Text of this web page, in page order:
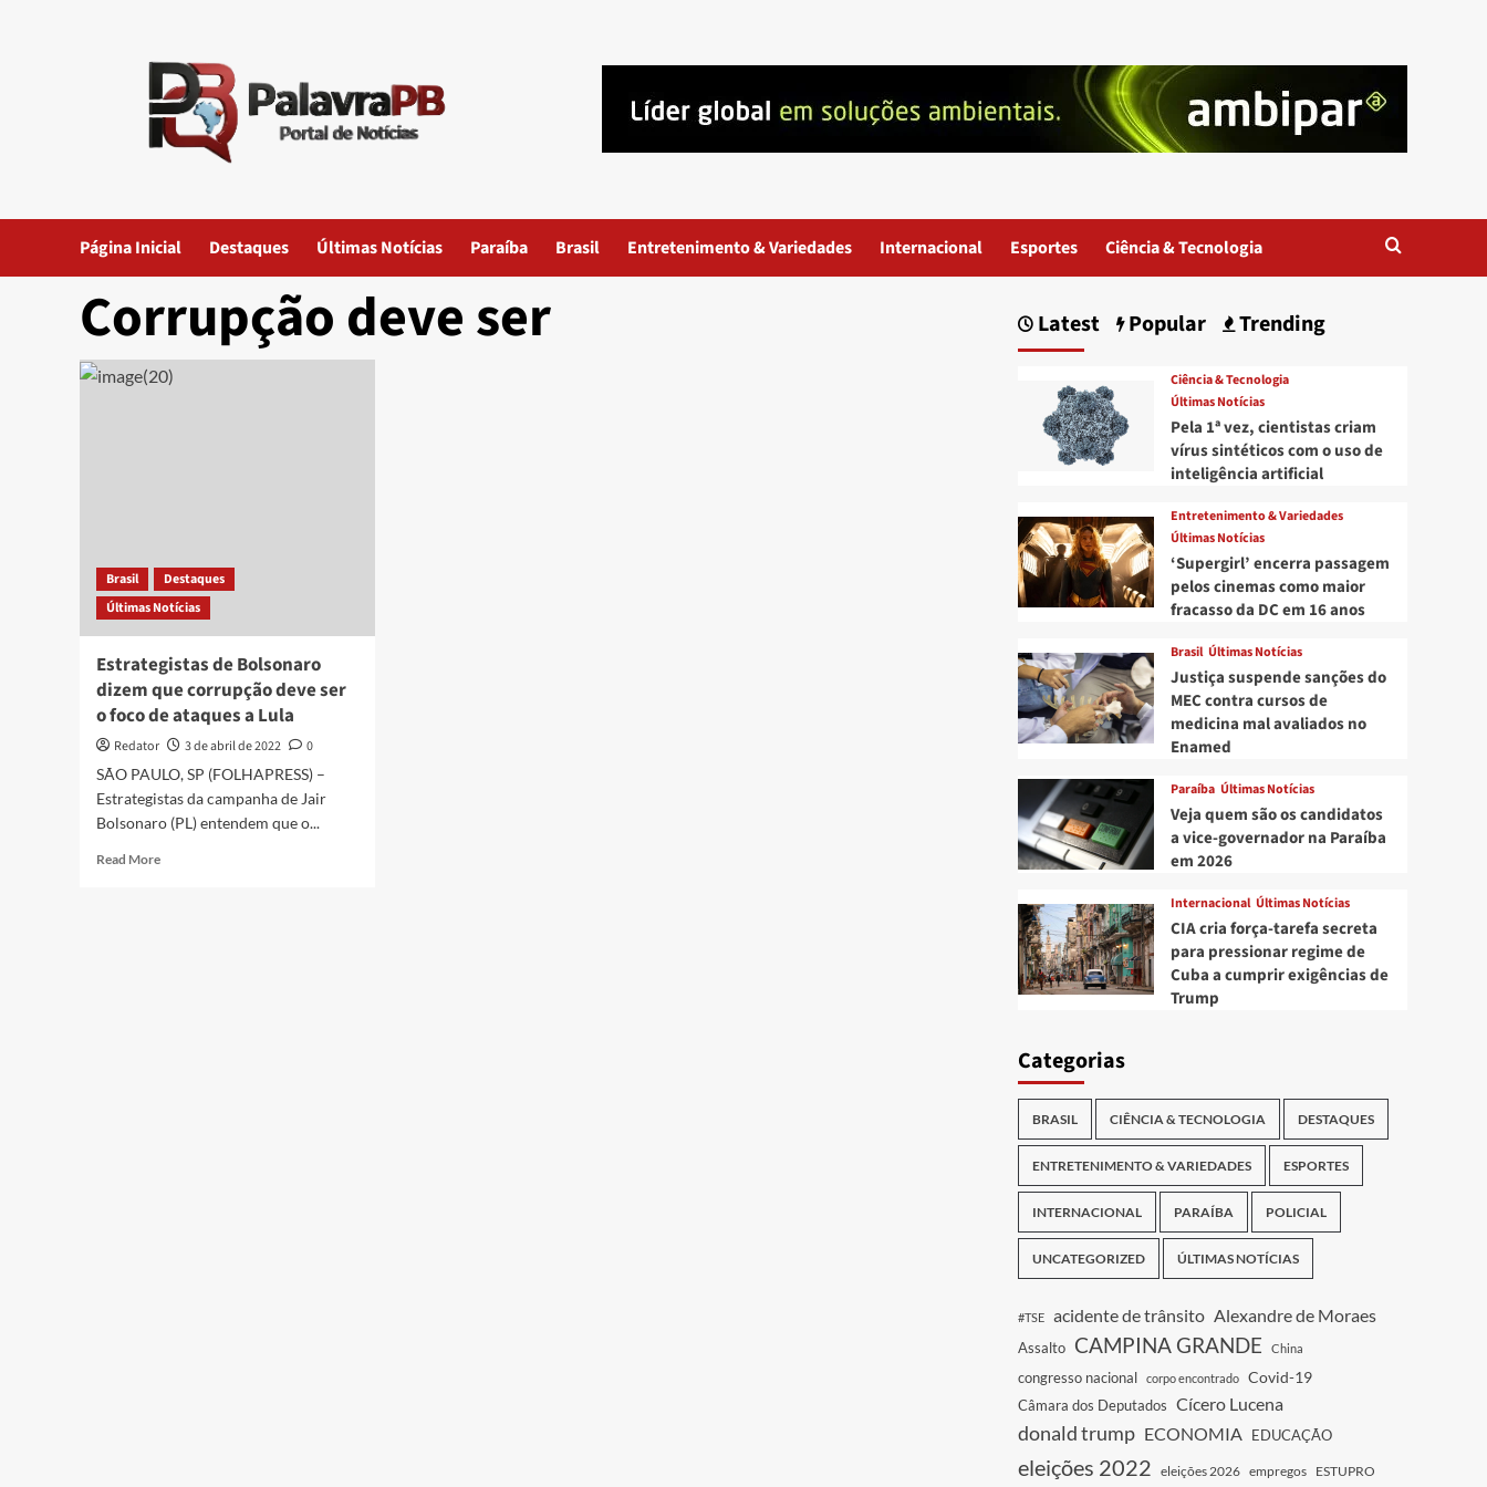
Página Inicial Destaques Últimas Notícias Paraíba Brasil Entretenimento & Variedades Internacional Esportes Ciência & Tecnologia
Corrupção deve ser
Brasil
Destaques
Últimas Notícias
Estrategistas de Bolsonaro
dizem que corrupção deve ser
o foco de ataques a Lula
Redator 3 de abril de 2022
0
SÃO PAULO, SP (FOLHAPRESS) –
Estrategistas da campanha de Jair
Bolsonaro (PL) entendem que o...
Read MoreRead
Latest Popular Trending
Ciência & Tecnologia
Últimas Notícias
Pela 1ª vez, cientistas criam
vírus sintéticos com o uso de
inteligência artificial
Entretenimento & Variedades
Últimas Notícias
‘Supergirl’ encerra passagem
pelos cinemas como maior
fracasso da DC em 16 anos
Brasil Últimas Notícias
Justiça suspende sanções do
MEC contra cursos de
medicina mal avaliados no
Enamed
Paraíba Últimas Notícias
Veja quem são os candidatos
a vice-governador na Paraíba
em 2026
Internacional Últimas Notícias
CIA cria força-tarefa secreta
para pressionar regime de
Cuba a cumprir exigências de
Trump
Categorias
BRASIL CIÊNCIA & TECNOLOGIA DESTAQUES
ENTRETENIMENTO & VARIEDADES ESPORTES
INTERNACIONAL PARAÍBA POLICIAL
UNCATEGORIZED ÚLTIMAS NOTÍCIAS
#TSE acidente de trânsito Alexandre de Moraes
Assalto CAMPINA GRANDE China
congresso nacional corpo encontrado Covid-19
Câmara dos Deputados Cícero Lucena
donald trump ECONOMIA EDUCAÇÃO
eleições 2022 eleições 2026 empregos ESTUPRO